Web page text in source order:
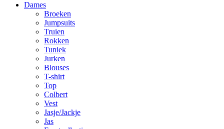
Dames
Broeken
Jumpsuits
Truien
Rokken
Tuniek
Jurken
Blouses
T-shirt
Top
Colbert
Vest
Jasje/Jackje
Jas